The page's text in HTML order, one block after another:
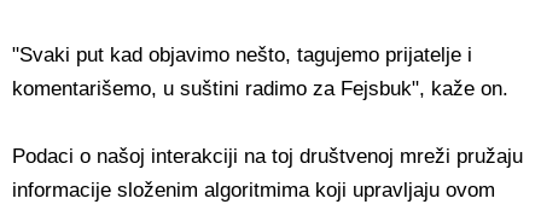
"Svaki put kad objavimo nešto, tagujemo prijatelje i
komentarišemo, u suštini radimo za Fejsbuk", kaže on.
Podaci o našoj interakciji na toj društvenoj mreži pružaju
informacije složenim algoritmima koji upravljaju ovom